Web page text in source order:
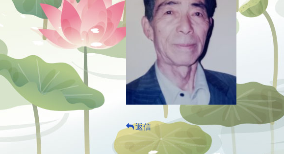
返信